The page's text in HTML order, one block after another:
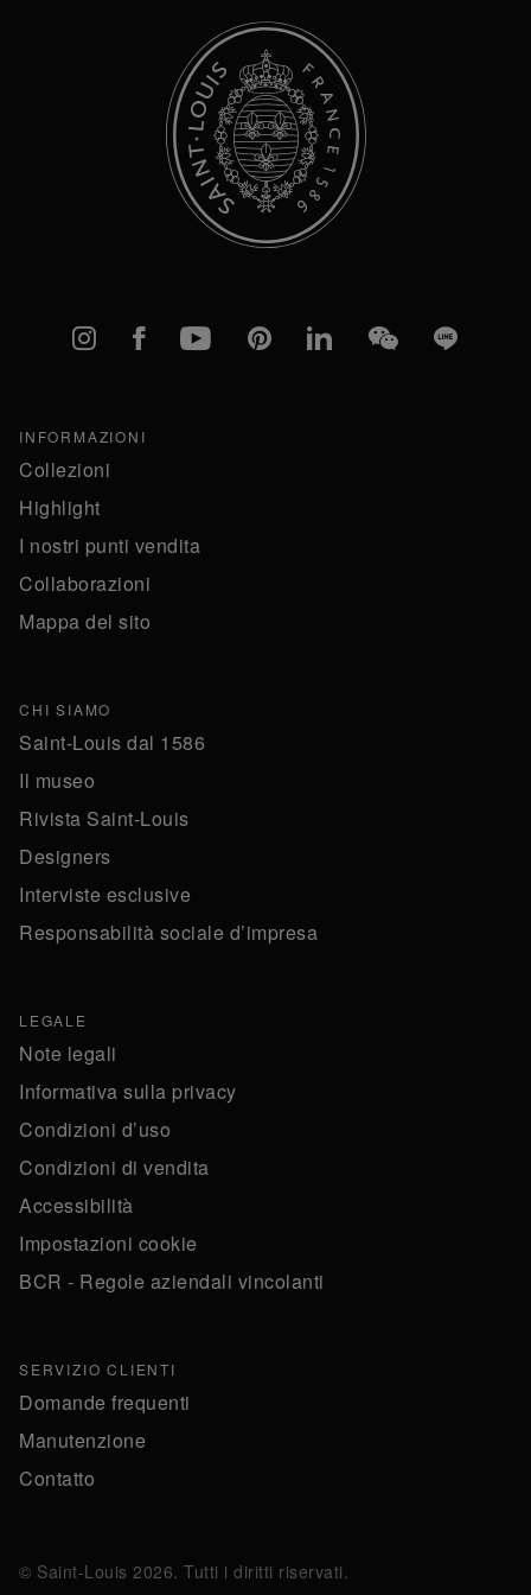
Instagram
FacebookYouTubePinterestlinkedInWeChatLine
INFORMAZIONI
Collezioni
Highlight
I nostri punti vendita
Collaborazioni
Mappa del sito
CHI SIAMO
Saint-Louis dal 1586
Il museo
Rivista Saint-Louis
Designers
Interviste esclusive
Responsabilità sociale d’impresa
LEGALE
Note legali
Informativa sulla privacy
Condizioni d’uso
Condizioni di vendita
Accessibilità
Impostazioni cookie
BCR - Regole aziendali vincolanti
SERVIZIO CLIENTI
Domande frequenti
Manutenzione
Contatto
© Saint-Louis 2026. Tutti i diritti riservati.